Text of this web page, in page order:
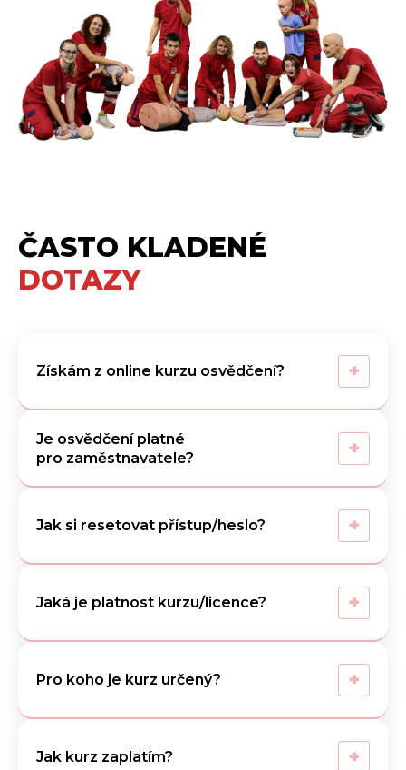
ČASTO KLADENÉ
DOTAZY
Získám z online kurzu osvědčení? +
Je osvědčení platné
pro zaměstnavatele?
+
Jak si resetovat přístup/heslo? +
Jaká je platnost kurzu/licence? +
Pro koho je kurz určený? +
Jak kurz zaplatím? +